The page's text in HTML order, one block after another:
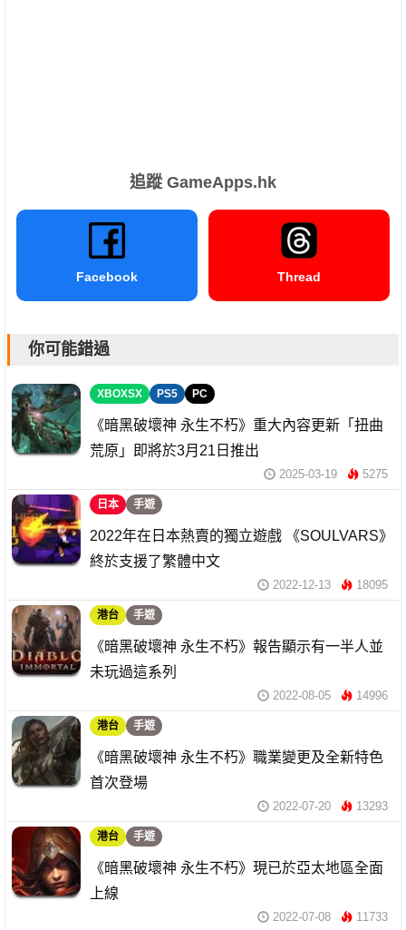
追蹤 GameApps.hk
Facebook Thread
你可能錯過
XBOXSX PS5 PC
《暗黑破壞神 永生不朽》重大內容更新「扭曲
荒原」即將於3月21日推出
2025-03-19 5275
日本 手遊
2022年在日本熱賣的獨立遊戲 《SOULVARS》
終於支援了繁體中文
2022-12-13 18095
港台 手遊
《暗黑破壞神 永生不朽》報告顯示有一半人並
未玩過這系列
2022-08-05 14996
港台 手遊
《暗黑破壞神 永生不朽》職業變更及全新特色
首次登場
2022-07-20 13293
港台 手遊
《暗黑破壞神 永生不朽》現已於亞太地區全面
上線
2022-07-08 11733